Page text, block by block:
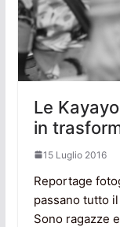
Le
in
15 Luglio 2016
Reportage
passano tutto
Sono ragazze